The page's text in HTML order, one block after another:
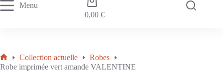
Menu
0,00 €
Collection actuelle
Robes
Robe imprimée vert amande VALENTINE